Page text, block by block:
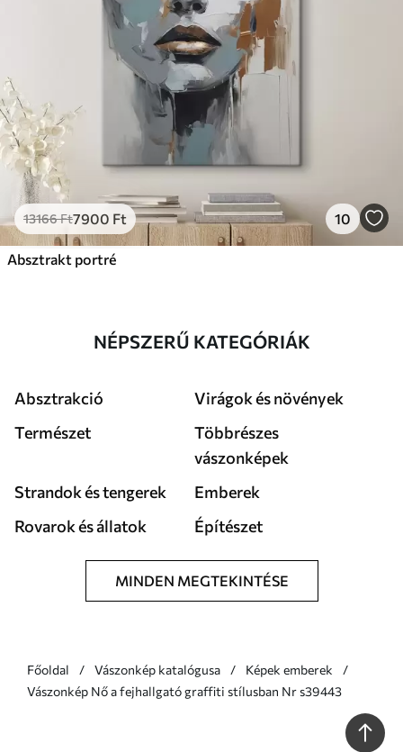
13166Ft7900 Ft 10
Absztrakt portré
NÉPSZERŰ KATEGÓRIÁK
Absztrakció
Virágok és növények
Természet
Többrészes
vászonképek
Strandok és tengerek
Emberek
Rovarok és állatok
Építészet
MINDEN MEGTEKINTÉSE
Főoldal Vászonkép katalógusa
Képek emberek
Vászonkép Nő a fejhallgató graffiti stílusban Nr s39443